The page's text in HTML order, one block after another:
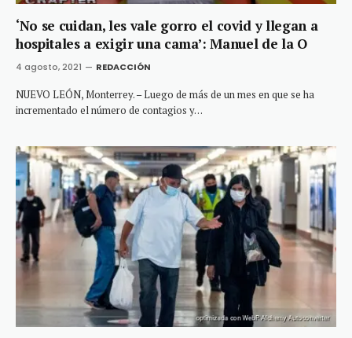
‘No se cuidan, les vale gorro el covid y llegan a
hospitales a exigir una cama’: Manuel de la O
4 agosto, 2021 REDACCIÓN
NUEVO LEÓN, Monterrey. – Luego de más de un mes en que se ha
incrementado el número de contagios y…